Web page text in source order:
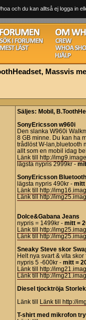
och du kan alltså ej logga in
Massvis
Säljes: Mobil,
SonyEricsson w960i
Den slanka W960i
8 GB minne. Du kan ha
trådlöst W-lan,bluetooth
allt som en mobil idag
Länk till http://
lägsta nypris 2999kr -
SonyEricsson
lägsta nypris 490kr - mitt
Länk till http://
Länk till http://
Dolce&Gabana Jeans
nypris = 1499kr - mitt =
Länk till http://
Länk till http://
Sneaky Steve skor
Helt nya svart & vita
nypris 5 -600kr - mitt =
Länk till http://
Länk till http://
Diesel tjocktröja
Länk till Länk till http://
T-shirt med mikrofon